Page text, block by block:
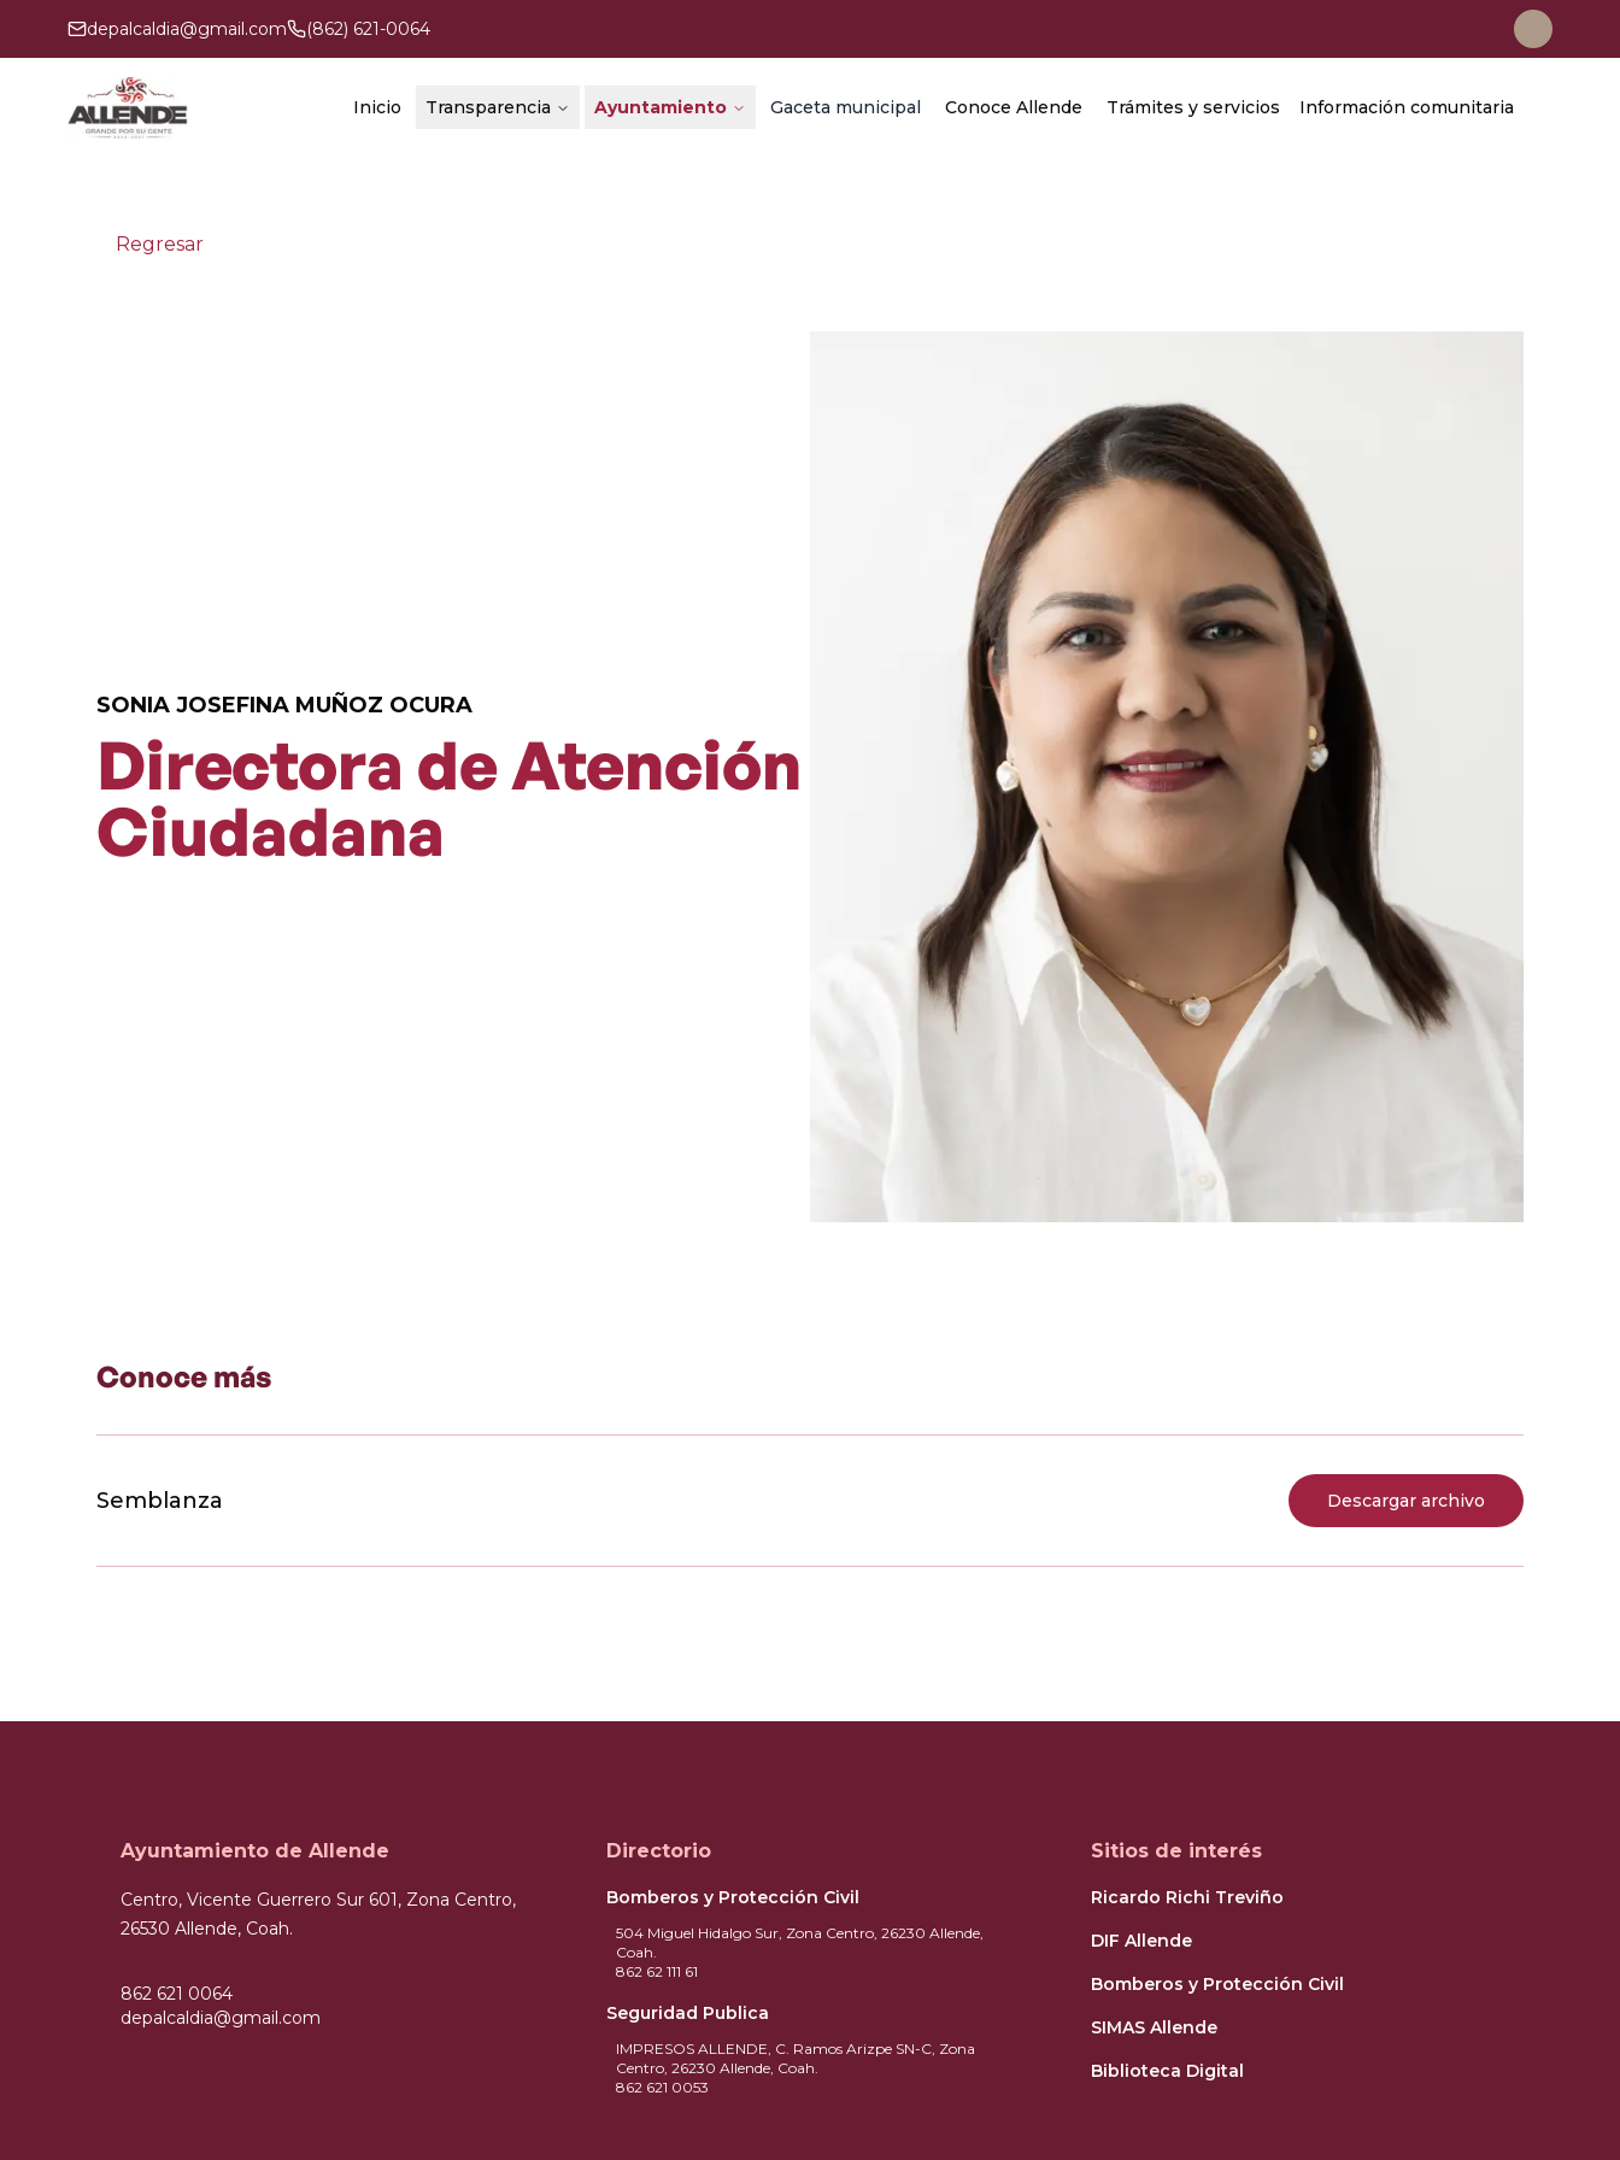
depalcaldia@gmail.com (862) 621-0064
Inicio Transparencia Ayuntamiento Gaceta municipal Conoce Allende Trámites y servicios Información comunitaria
Regresar
SONIA JOSEFINA MUÑOZ OCURA
Directora de Atención
Ciudadana
Conoce más
Semblanza Descargar archivo
Ayuntamiento de Allende
Centro, Vicente Guerrero Sur 601, Zona Centro,
26530 Allende, Coah.
862 621 0064
depalcaldia@gmail.com
Directorio
Bomberos y Protección Civil
504 Miguel Hidalgo Sur, Zona Centro, 26230 Allende,
Coah.
862 62 111 61
Seguridad Publica
IMPRESOS ALLENDE, C. Ramos Arizpe SN-C, Zona
Centro, 26230 Allende, Coah.
862 621 0053
Sitios de interés
Ricardo Richi Treviño
DIF Allende
Bomberos y Protección Civil
SIMAS Allende
Biblioteca Digital